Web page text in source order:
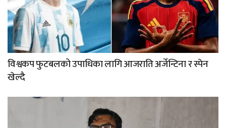
विश्वकप फुटबलको उपाधिका लागि आजराति अर्जेन्टिना र स्पेन
खेल्दै